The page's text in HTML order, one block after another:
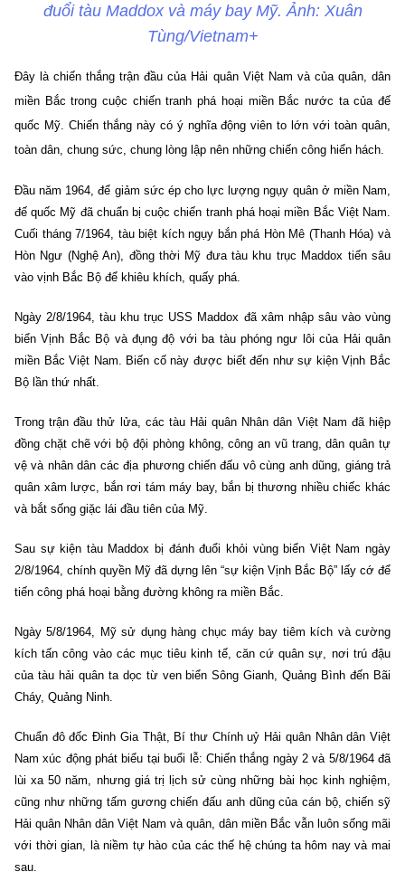
đuổi tàu Maddox và máy bay Mỹ. Ảnh: Xuân
Tùng/Vietnam+
Đây là chiến thắng trận đầu của Hải quân Việt Nam và của quân, dân
miền Bắc trong cuộc chiến tranh phá hoại miền Bắc nước ta của đế
quốc Mỹ. Chiến thắng này có ý nghĩa động viên to lớn với toàn quân,
toàn dân, chung sức, chung lòng lập nên những chiến công hiển hách.
Đầu năm 1964, để giảm sức ép cho lực lượng ngụy quân ở miền Nam,
đế quốc Mỹ đã chuẩn bị cuộc chiến tranh phá hoại miền Bắc Việt Nam.
Cuối tháng 7/1964, tàu biệt kích ngụy bắn phá Hòn Mê (Thanh Hóa) và
Hòn Ngư (Nghệ An), đồng thời Mỹ đưa tàu khu trục Maddox tiến sâu
vào vịnh Bắc Bộ để khiêu khích, quấy phá.
Ngày 2/8/1964, tàu khu trục USS Maddox đã xâm nhập sâu vào vùng
biển Vịnh Bắc Bộ và đụng độ với ba tàu phóng ngư lôi của Hải quân
miền Bắc Việt Nam. Biến cố này được biết đến như sự kiện Vịnh Bắc
Bộ lần thứ nhất.
Trong trận đầu thử lửa, các tàu Hải quân Nhân dân Việt Nam đã hiệp
đồng chặt chẽ với bộ đội phòng không, công an vũ trang, dân quân tự
vệ và nhân dân các địa phương chiến đấu vô cùng anh dũng, giáng trả
quân xâm lược, bắn rơi tám máy bay, bắn bị thương nhiều chiếc khác
và bắt sống giặc lái đầu tiên của Mỹ.
Sau sự kiện tàu Maddox bị đánh đuổi khỏi vùng biển Việt Nam ngày
2/8/1964, chính quyền Mỹ đã dựng lên “sự kiện Vịnh Bắc Bộ” lấy cớ để
tiến công phá hoại bằng đường không ra miền Bắc.
Ngày 5/8/1964, Mỹ sử dụng hàng chục máy bay tiêm kích và cường
kích tấn công vào các mục tiêu kinh tế, căn cứ quân sự, nơi trú đậu
của tàu hải quân ta dọc từ ven biển Sông Gianh, Quảng Bình đến Bãi
Cháy, Quảng Ninh.
Chuẩn đô đốc Đinh Gia Thật, Bí thư Chính uỷ Hải quân Nhân dân Việt
Nam xúc động phát biểu tại buổi lễ: Chiến thắng ngày 2 và 5/8/1964 đã
lùi xa 50 năm, nhưng giá trị lịch sử cùng những bài học kinh nghiệm,
cũng như những tấm gương chiến đấu anh dũng của cán bộ, chiến sỹ
Hải quân Nhân dân Việt Nam và quân, dân miền Bắc vẫn luôn sống mãi
với thời gian, là niềm tự hào của các thế hệ chúng ta hôm nay và mai
sau.